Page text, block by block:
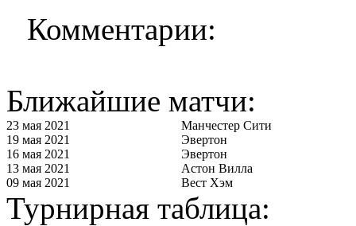
Комментарии:
Ближайшие матчи:
23 мая 2021
Манчестер Сити
19 мая 2021
Эвертон
16 мая 2021
Эвертон
13 мая 2021
Астон Вилла
09 мая 2021
Вест Хэм
Турнирная таблица: